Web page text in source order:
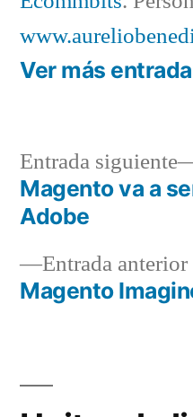
Ver más
Navegación
entradas
Entrada anterior
Magento
Entrada siguiente
Magento va a
Adobe